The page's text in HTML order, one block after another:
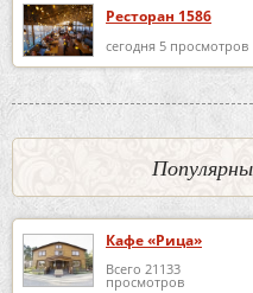
Ресторан 1586
сегодня 5 просмотров
Кафе «Рица»
Всего 21133
просмотров